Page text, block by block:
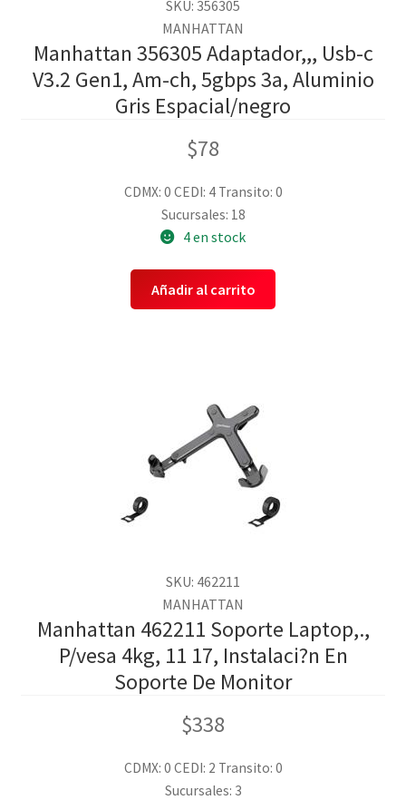
SKU: 356305
MANHATTAN
Manhattan 356305 Adaptador,,, Usb-c
V3.2 Gen1, Am-ch, 5gbps 3a, Aluminio
Gris Espacial/negro
$78
CDMX: 0 CEDI: 4 Transito: 0
Sucursales: 18
4 en stock
Añadir al carrito
SKU: 462211
MANHATTAN
Manhattan 462211 Soporte Laptop,.,
P/vesa 4kg, 11 17, Instalaci?n En
Soporte De Monitor
$338
CDMX: 0 CEDI: 2 Transito: 0
Sucursales: 3